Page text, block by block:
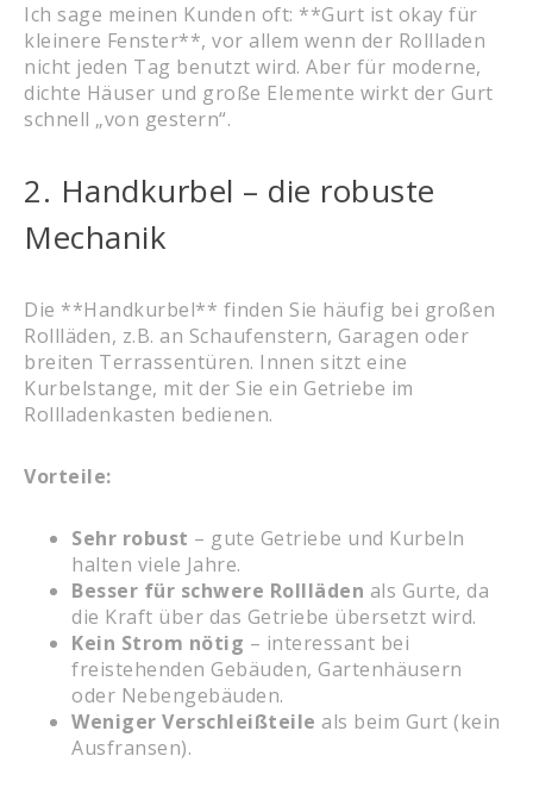
Ich sage meinen Kunden oft: **Gurt ist okay für
kleinere Fenster**, vor allem wenn der Rollladen
nicht jeden Tag benutzt wird. Aber für moderne,
dichte Häuser und große Elemente wirkt der Gurt
schnell „von gestern“.
2. Handkurbel – die robuste
Mechanik
Die **Handkurbel** finden Sie häufig bei großen
Rollläden, z.B. an Schaufenstern, Garagen oder
breiten Terrassentüren. Innen sitzt eine
Kurbelstange, mit der Sie ein Getriebe im
Rollladenkasten bedienen.
Vorteile:
Sehr robust – gute Getriebe und Kurbeln
halten viele Jahre.
Besser für schwere Rollläden als Gurte, da
die Kraft über das Getriebe übersetzt wird.
Kein Strom nötig – interessant bei
freistehenden Gebäuden, Gartenhäusern
oder Nebengebäuden.
Weniger Verschleißteile als beim Gurt (kein
Ausfransen).